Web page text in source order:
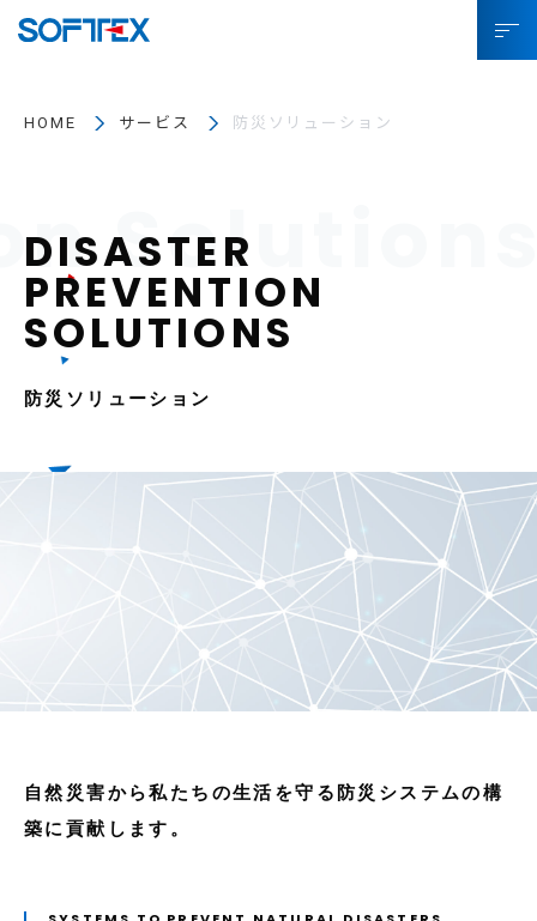
資料ダウンロード
お問い合わせ
ソフトテックスとは
お役立ちコラム
SDGsへの取り組み
IR情報
HOME サービス 防災ソリューション
防災ソリューション
自然災害から私たちの生活を守る防災システムの構
築に貢献します。